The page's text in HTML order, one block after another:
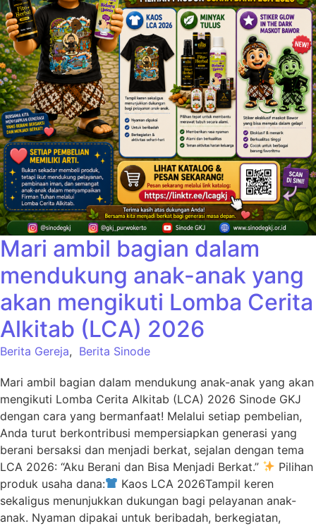
Mari ambil bagian dalam
mendukung anak-anak yang
akan mengikuti Lomba Cerita
Alkitab (LCA) 2026
Berita Gereja, Berita Sinode
Mari ambil bagian dalam mendukung anak-anak yang akan
mengikuti Lomba Cerita Alkitab (LCA) 2026 Sinode GKJ
dengan cara yang bermanfaat! Melalui setiap pembelian,
Anda turut berkontribusi mempersiapkan generasi yang
berani bersaksi dan menjadi berkat, sejalan dengan tema
LCA 2026: “Aku Berani dan Bisa Menjadi Berkat.”
Pilihan
produk usaha dana:
Kaos LCA 2026Tampil keren
sekaligus menunjukkan dukungan bagi pelayanan anak-
anak. Nyaman dipakai untuk beribadah, berkegiatan,